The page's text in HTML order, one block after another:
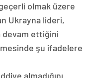
olmak üzere
Ukrayna lideri,
devam ettiğini
şu ifadelere
almadığını